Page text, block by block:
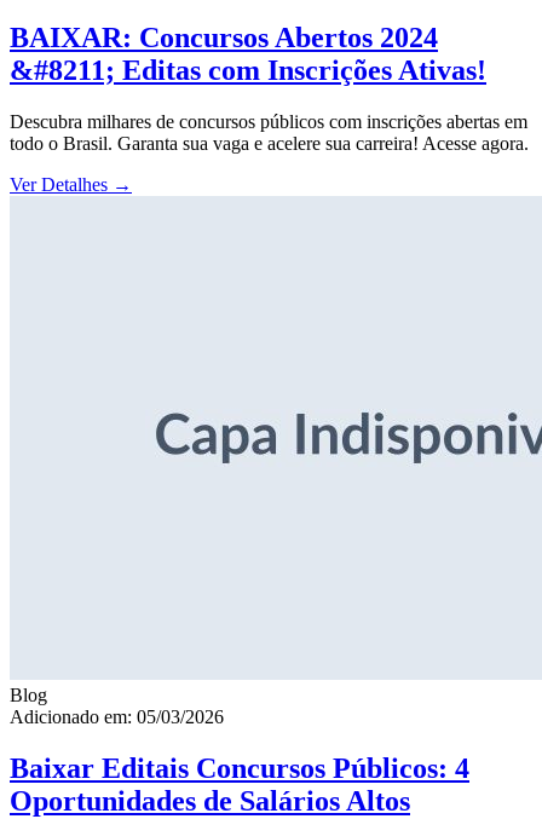
BAIXAR: Concursos Abertos 2024
&#8211; Editas com Inscrições Ativas!
Descubra milhares de concursos públicos com inscrições abertas em
todo o Brasil. Garanta sua vaga e acelere sua carreira! Acesse agora.
Ver Detalhes →
Blog
Adicionado em: 05/03/2026
Baixar Editais Concursos Públicos: 4
Oportunidades de Salários Altos